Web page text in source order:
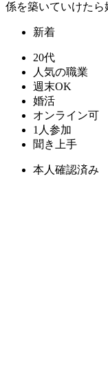
係を築いていけたら
新着
20代
人気の職業
週末OK
婚活
オンライン可
1人参加
聞き上手
本人確認済み